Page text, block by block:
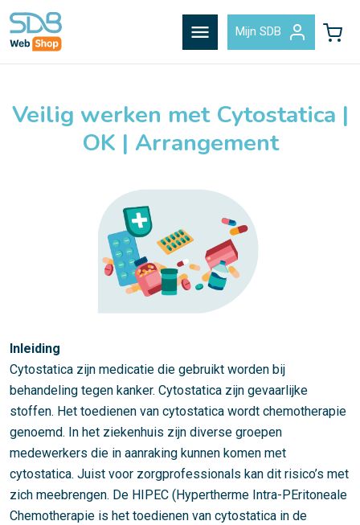
menu Mijn SDB
Veilig werken met Cytostatica |
OK | Arrangement
Inleiding
Cytostatica zijn medicatie die gebruikt worden bij
behandeling tegen kanker. Cytostatica zijn gevaarlijke
stoffen. Het toedienen van cytostatica wordt chemotherapie
genoemd. In het ziekenhuis zijn diverse groepen
medewerkers die in aanraking kunnen komen met
cytostatica. Juist voor zorgprofessionals kan dit risico’s met
zich meebrengen. De HIPEC (Hypertherme Intra-PEritoneale
Chemotherapie is het toedienen van cytostatica in de